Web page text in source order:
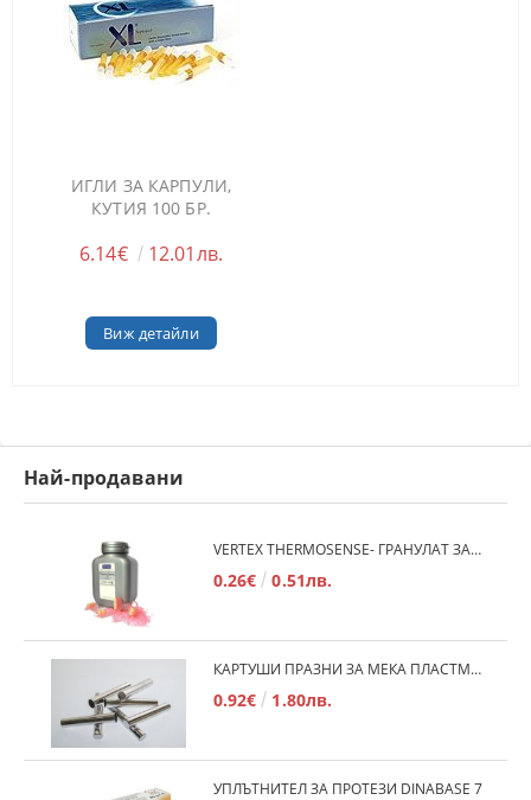
ИГЛИ ЗА КАРПУЛИ,
КУТИЯ 100 БР.
6.14€ 12.01лв.
Виж детайли
Най-продавани
VERTEX THERMOSENSE- ГРАНУЛАТ ЗА МЕКИ ПРОТЕЗИ
0.26€ 0.51лв.
КАРТУШИ ПРАЗНИ ЗА МЕКА ПЛАСТМАСА
0.92€ 1.80лв.
УПЛЪТНИТЕЛ ЗА ПРОТЕЗИ DINABASE 7